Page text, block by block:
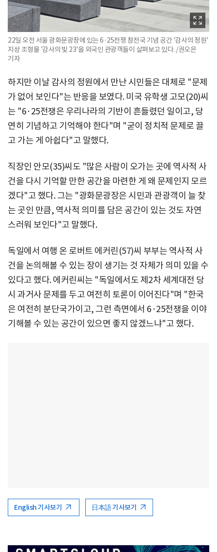
22일 오전 서울 광화문광장에 있는 6·25전쟁 참전국 기념 공간 '감사의 정원'
지상 조형물 '감사의 빛 23'을 외국인 관광객들이 살펴보고 있다. /권오은
기자
하지만 이날 감사의 정원에서 만난 시민들은 대체로 "문제
가 없어 보인다"는 반응을 보였다. 미국 유학생 고모(20)씨
는 "6·25전쟁은 우리나라의 기반이 흔들렸던 일이고, 당
연히 기념하고 기억해야 한다"며 "굳이 정치적 문제로 끌
고 가는 게 아쉽다"고 말했다.
직장인 안모(35)씨도 "많은 사람이 오가는 곳에 역사적 사
건을 다시 기억할 만한 공간을 마련한 게 왜 문제인지 모르
겠다"고 했다. 그는 "광화문광장은 시민과 관광객이 늘 찾
는 곳인 만큼, 역사적 의미를 담은 공간이 있는 것도 자연
스러워 보인다"고 말했다.
독일에서 여행 온 로버트 에커린(57)씨 부부는 역사적 사
건을 논의해볼 수 있는 장이 생기는 것 자체가 의미 있을 수
있다고 했다. 에커린씨는 "독일에서도 제2차 세계대전 당
시 과거사 문제를 두고 여전히 토론이 이어진다"며 "한국
은 여전히 분단국가이고, 그런 측면에서 6·25전쟁을 이야
기해볼 수 있는 공간이 있으면 좋지 않겠느냐"고 했다.
English 기사보기 日本語 기사보기